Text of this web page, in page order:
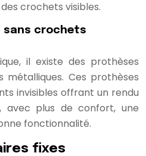
crochets visibles.
sans crochets
il existe des prothèses
métalliques. Ces prothèses
invisibles offrant un rendu
avec plus de confort, une
fonctionnalité.
fixes